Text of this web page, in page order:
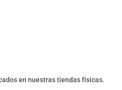
en nuestras tiendas físicas.